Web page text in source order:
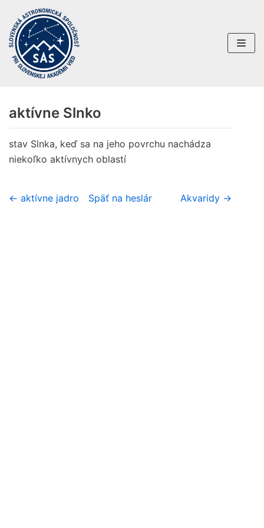
Preskočiť
na
obsah
aktívne Slnko
stav Slnka, keď sa na jeho povrchu nachádza
niekoľko aktívnych oblastí
← aktívne jadro Späť na heslár Akvaridy →